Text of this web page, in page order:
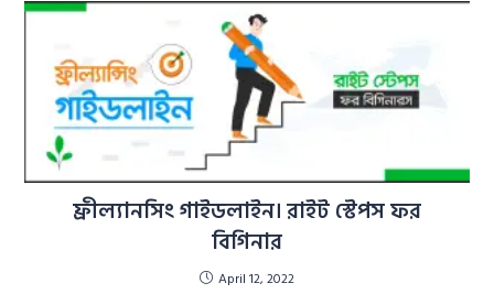
ফ্রীল্যানসিং গাইডলাইন। রাইট স্টেপস ফর
বিগিনার
April 12, 2022